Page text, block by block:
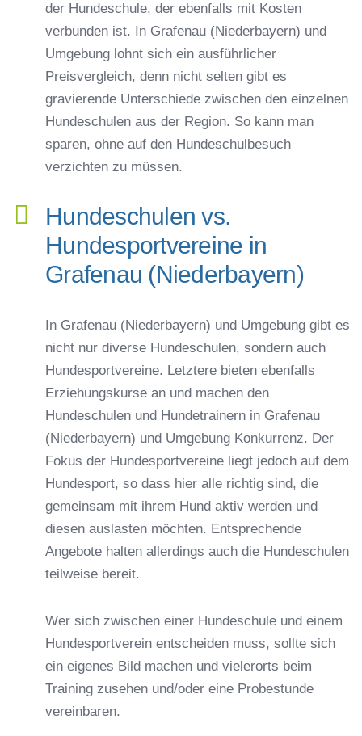
der Hundeschule, der ebenfalls mit Kosten
verbunden ist. In Grafenau (Niederbayern) und
Umgebung lohnt sich ein ausführlicher
Preisvergleich, denn nicht selten gibt es
gravierende Unterschiede zwischen den einzelnen
Hundeschulen aus der Region. So kann man
sparen, ohne auf den Hundeschulbesuch
verzichten zu müssen.
Hundeschulen vs.
Hundesportvereine in
Grafenau (Niederbayern)
In Grafenau (Niederbayern) und Umgebung gibt es
nicht nur diverse Hundeschulen, sondern auch
Hundesportvereine. Letztere bieten ebenfalls
Erziehungskurse an und machen den
Hundeschulen und Hundetrainern in Grafenau
(Niederbayern) und Umgebung Konkurrenz. Der
Fokus der Hundesportvereine liegt jedoch auf dem
Hundesport, so dass hier alle richtig sind, die
gemeinsam mit ihrem Hund aktiv werden und
diesen auslasten möchten. Entsprechende
Angebote halten allerdings auch die Hundeschulen
teilweise bereit.
Wer sich zwischen einer Hundeschule und einem
Hundesportverein entscheiden muss, sollte sich
ein eigenes Bild machen und vielerorts beim
Training zusehen und/oder eine Probestunde
vereinbaren.